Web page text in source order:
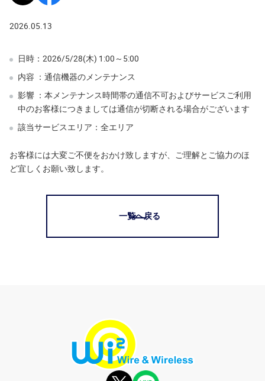
2026.05.13
日時：2026/5/28(木) 1:00～5:00
内容 ：通信機器のメンテナンス
影響 ：本メンテナンス時間帯の通信不可およびサービスご利用
中のお客様につきましては通信が切断される場合がございます
該当サービスエリア：全エリア
お客様には大変ご不便をおかけ致しますが、ご理解とご協力のほ
ど宜しくお願い致します。
一覧へ戻る